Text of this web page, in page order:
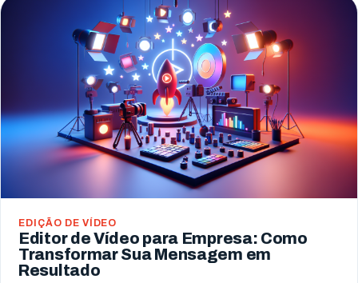
EDIÇÃO DE VÍDEO
Editor de Vídeo para Empresa: Como
Transformar Sua Mensagem em
Resultado